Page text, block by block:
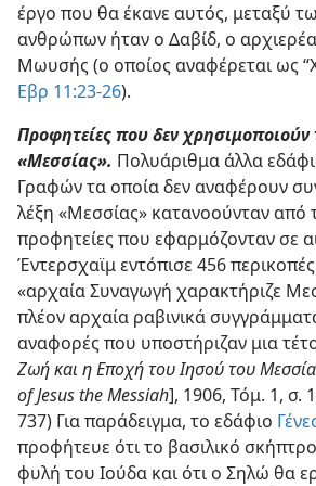
έργο που θα έκανε αυτός, μεταξύ
ανθρώπων ήταν ο Δαβίδ, ο
Μωυσής (ο οποίος αναφέρεται ως
Εβρ 11:23-26).
Προφητείες που δεν χρησιμοποιούν
«Μεσσίας». Πολυάριθμα άλλα
Γραφών τα οποία δεν αναφέρουν
λέξη «Μεσσίας» κατανοούνταν από
προφητείες που εφαρμόζονταν σε
Έντερσχαϊμ εντόπισε 456 περικοπές
«αρχαία Συναγωγή χαρακτήριζε
πλέον αρχαία ραβινικά
αναφορές που υποστήριζαν μια
Ζωή και η Εποχή του Ιησού του Μεσσία
of Jesus the Messiah], 1906, Τόμ. 1, σ.
737) Για παράδειγμα, το εδάφιο
προφήτευε ότι το βασιλικό
φυλή του Ιούδα και ότι ο Σηλώ θα